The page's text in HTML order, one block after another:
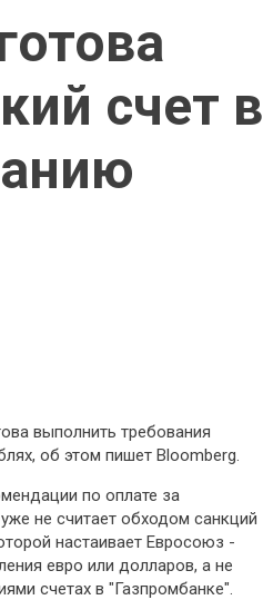
счет в
выполнить требования
об этом пишет Bloomberg.
по оплате за
не считает обходом санкций
настаивает Евросоюз -
евро или долларов, а не
счетах в "Газпромбанке".